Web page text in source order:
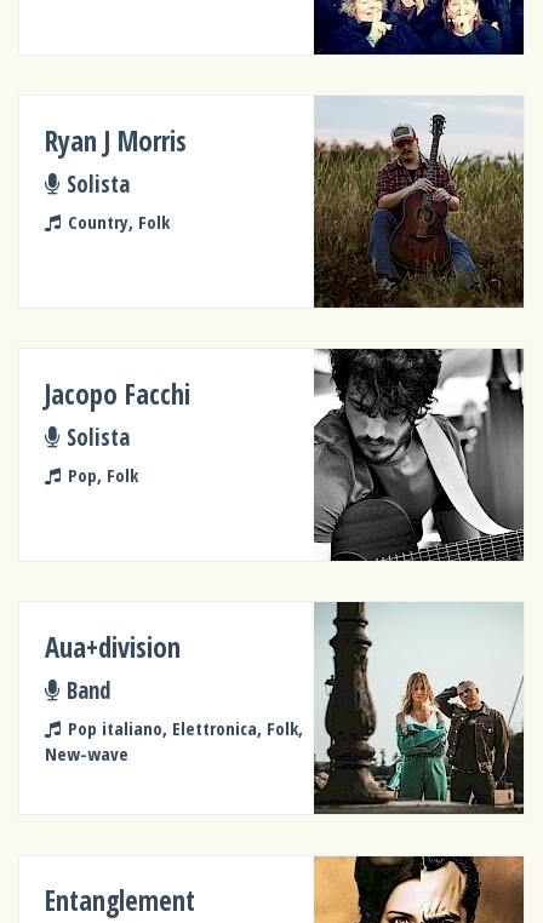
Ryan J Morris
Solista
Country, Folk
Jacopo Facchi
Solista
Pop, Folk
Aua+division
Band
Pop italiano, Elettronica, Folk,
New-wave
Entanglement